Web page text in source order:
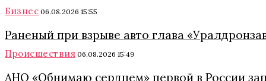
Бизнес 06.08.2026 15:55
Раненый при взрыве авто глава
Происшествия 06.08.2026 15:49
АНО «Обнимаю сердцем» первой в России